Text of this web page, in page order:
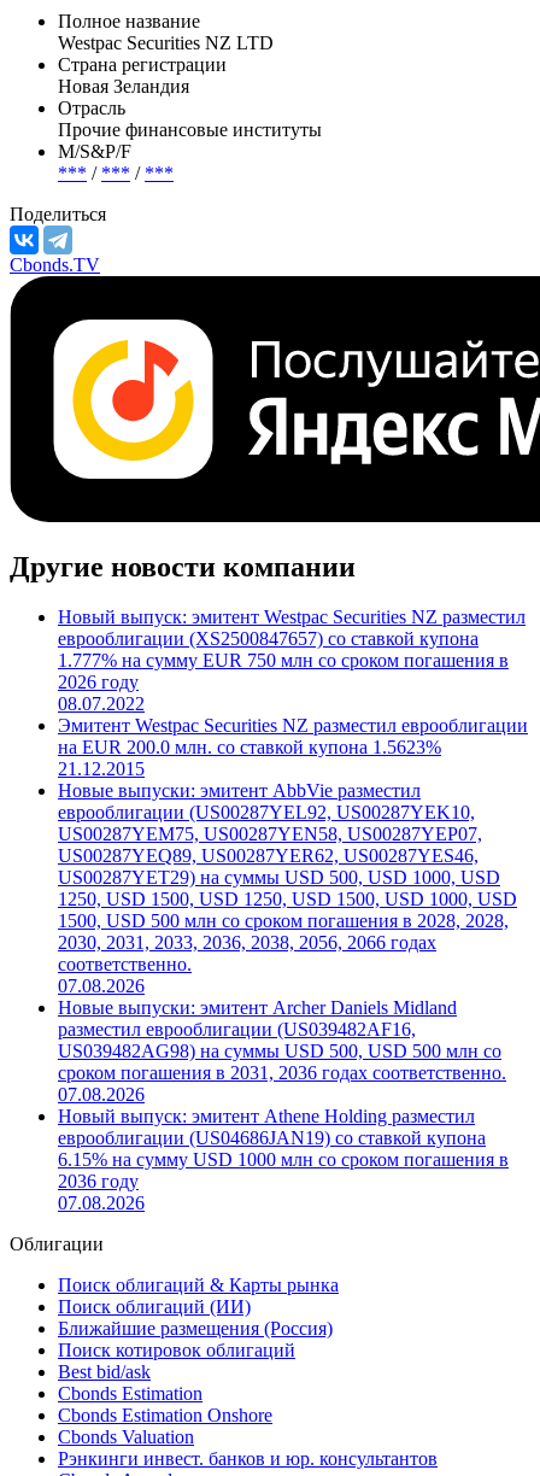
Полное название
Westpac Securities NZ LTD
Страна регистрации
Новая Зеландия
Отрасль
Прочие финансовые институты
М/S&P/F
*** / *** / ***
Поделиться
Cbonds.TV
Другие новости компании
Новый выпуск: эмитент Westpac Securities NZ разместил
еврооблигации (XS2500847657) со ставкой купона
1.777% на сумму EUR 750 млн со сроком погашения в
2026 году
08.07.2022
Эмитент Westpac Securities NZ разместил еврооблигации
на EUR 200.0 млн. со ставкой купона 1.5623%
21.12.2015
Новые выпуски: эмитент AbbVie разместил
еврооблигации (US00287YEL92, US00287YEK10,
US00287YEM75, US00287YEN58, US00287YEP07,
US00287YEQ89, US00287YER62, US00287YES46,
US00287YET29) на суммы USD 500, USD 1000, USD
1250, USD 1500, USD 1250, USD 1500, USD 1000, USD
1500, USD 500 млн со сроком погашения в 2028, 2028,
2030, 2031, 2033, 2036, 2038, 2056, 2066 годах
соответственно.
07.08.2026
Новые выпуски: эмитент Archer Daniels Midland
разместил еврооблигации (US039482AF16,
US039482AG98) на суммы USD 500, USD 500 млн со
сроком погашения в 2031, 2036 годах соответственно.
07.08.2026
Новый выпуск: эмитент Athene Holding разместил
еврооблигации (US04686JAN19) со ставкой купона
6.15% на сумму USD 1000 млн со сроком погашения в
2036 году
07.08.2026
Облигации
Поиск облигаций & Карты рынка
Поиск облигаций (ИИ)
Ближайшие размещения (Россия)
Поиск котировок облигаций
Best bid/ask
Cbonds Estimation
Cbonds Estimation Onshore
Cbonds Valuation
Рэнкинги инвест. банков и юр. консультантов